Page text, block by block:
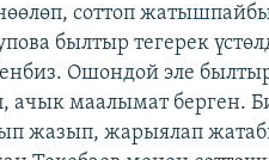
соттоп
былтыр тегерек
Ошондой эле
ачык маалымат берген.
жазып, жарыялап